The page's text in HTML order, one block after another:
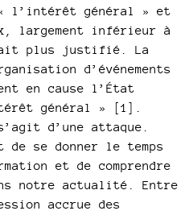
l’intérêt général » et
largement inférieur à
plus justifié. La
d’événements
en cause l’État
général » [1].
d’une attaque.
de se donner le temps
et de comprendre
notre actualité. Entre
accrue des